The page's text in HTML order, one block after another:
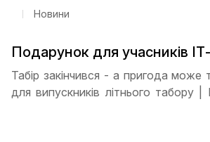
Новини
Подарунок для учасників
Табір закінчився - а пригода може
для випускників літнього табору |